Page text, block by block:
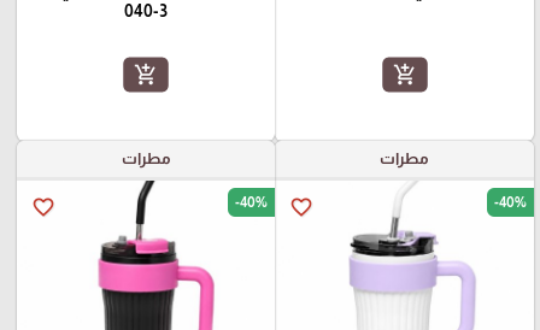
add_shopping_cart
040-3
add_shopping_cart
مطرات
favorite_border -40%
مطرات
favorite_border -40%